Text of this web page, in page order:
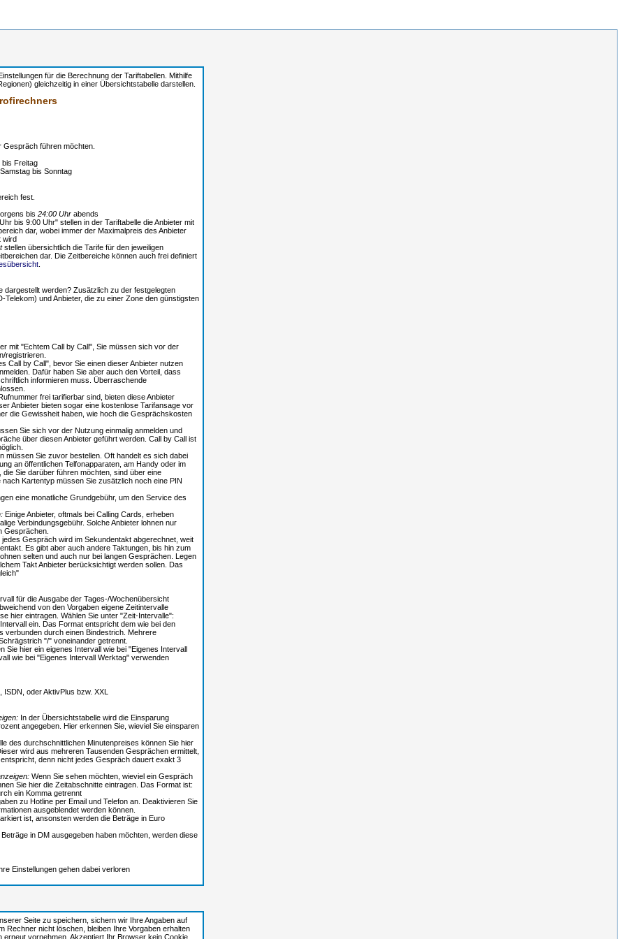
für die Berechnung der Tariftabellen. Mithilfe
gleichzeitig in einer Übersichtstabelle darstellen.
Gespräch führen möchten.
bis Freitag
bis Sonntag
fest.
bis 24:00 Uhr abends
bis 9:00 Uhr" stellen in der Tariftabelle die Anbieter mit
dar, wobei immer der Maximalpreis des Anbieter
wird
stellen übersichtlich die Tarife für den jeweiligen
dar. Die Zeitbereiche können auch frei definiert
dargestellt werden? Zusätzlich zu der festgelegten
und Anbieter, die zu einer Zone den günstigsten
mit "Echtem Call by Call", Sie müssen sich vor der
registrieren.
Call by Call", bevor Sie einen dieser Anbieter nutzen
Dafür haben Sie aber auch den Vorteil, dass
informieren muss. Überraschende
frei tarifierbar sind, bieten diese Anbieter
Anbieter bieten sogar eine kostenlose Tarifansage vor
die Gewissheit haben, wie hoch die Gesprächskosten
Sie sich vor der Nutzung einmalig anmelden und
über diesen Anbieter geführt werden. Call by Call ist
müssen Sie zuvor bestellen. Oft handelt es sich dabei
an öffentlichen Telfonapparaten, am Handy oder im
Sie darüber führen möchten, sind über eine
Kartentyp müssen Sie zusätzlich noch eine PIN
eine monatliche Grundgebühr, um den Service des
Einige Anbieter, oftmals bei Calling Cards, erheben
Verbindungsgebühr. Solche Anbieter lohnen nur
Gesprächen.
jedes Gespräch wird im Sekundentakt abgerechnet, weit
Es gibt aber auch andere Taktungen, bis hin zum
selten und auch nur bei langen Gesprächen. Legen
Takt Anbieter berücksichtigt werden sollen. Das
für die Ausgabe der Tages-/Wochenübersicht
von den Vorgaben eigene Zeitintervalle
hier eintragen. Wählen Sie unter "Zeit-Intervalle":
ein. Das Format entspricht dem wie bei den
verbunden durch einen Bindestrich. Mehrere
"/" voneinander getrennt.
Sie hier ein eigenes Intervall wie bei "Eigenes Intervall
wie bei "Eigenes Intervall Werktag" verwenden
oder AktivPlus bzw. XXL
In der Übersichtstabelle wird die Einsparung
angegeben. Hier erkennen Sie, wieviel Sie einsparen
des durchschnittlichen Minutenpreises können Sie hier
wird aus mehreren Tausenden Gesprächen ermittelt,
denn nicht jedes Gespräch dauert exakt 3
Wenn Sie sehen möchten, wieviel ein Gespräch
Sie hier die Zeitabschnitte eintragen. Das Format ist:
ein Komma getrennt
zu Hotline per Email und Telefon an. Deaktivieren Sie
ausgeblendet werden können.
ist, ansonsten werden die Beträge in Euro
Beträge in DM ausgegeben haben möchten, werden diese
Einstellungen gehen dabei verloren
Seite zu speichern, sichern wir Ihre Angaben auf
Rechner nicht löschen, bleiben Ihre Vorgaben erhalten
vornehmen. Akzeptiert Ihr Browser kein Cookie,